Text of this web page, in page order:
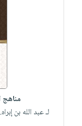
مناهج
لـ عبد الله بن